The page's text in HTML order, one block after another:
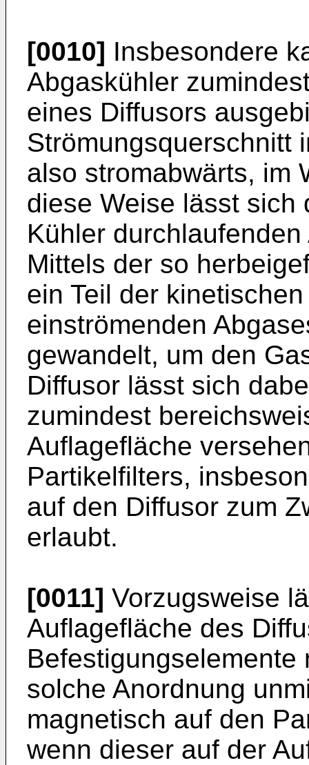
[0010] Insbesondere
Abgaskühler
eines Diffusors
Strömungsquerschnitt
also stromabwärts, im
diese Weise lässt sich
Kühler
Mittels der so
ein Teil der
einströmenden
gewandelt, um den
Diffusor lässt sich
zumindest
Auflagefläche
Partikelfilters,
auf den Diffusor zum
erlaubt.
[0011] Vorzugsweise
Auflagefläche des
solche Anordnung
magnetisch auf den
wenn dieser auf der